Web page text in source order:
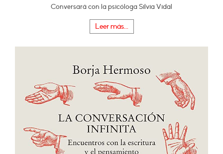
Conversará con la psicóloga Silvia Vidal
Leer más...